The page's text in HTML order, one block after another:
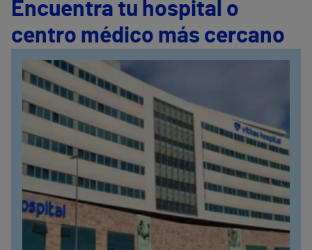
Encuentra tu hospital o
centro médico más cercano